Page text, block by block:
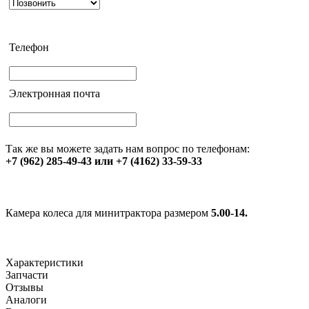
Телефон
Электронная почта
Так же вы можете задать нам вопрос по телефонам:
+7 (962) 285-49-43 или +7 (4162) 33-59-33
Камера колеса для минитрактора размером 5.00-14.
Характеристики
Запчасти
Отзывы
Аналоги